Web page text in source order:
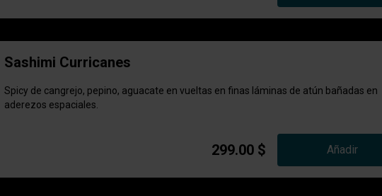
Sashimi Curricanes
Spicy de cangrejo, pepino, aguacate en vueltas en finas láminas de atún bañadas en
aderezos espaciales.
299.00 $ Añadir